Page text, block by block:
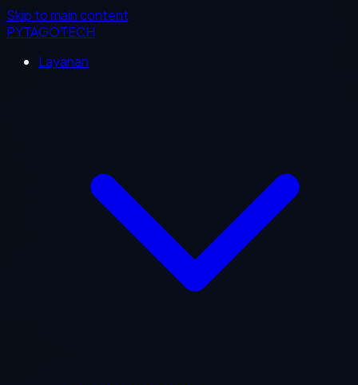
Skip to main content
PYTAGOTECH
Layanan